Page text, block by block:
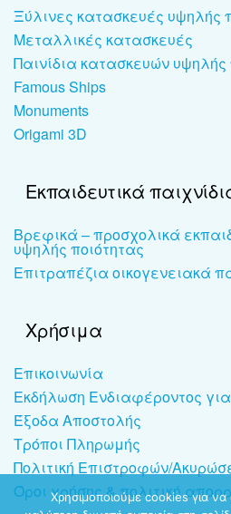
Ξύλινες κατασκευές υψηλής
Μεταλλικές κατασκευές
Παινίδια κατασκευών υψηλής
Famous Ships
Monuments
Origami 3D
Εκπαιδευτικά
Βρεφικά – προσχολικά
υψηλής ποιότητας
Επιτραπέζια οικογενειακά
Χρήσιμα
Επικοινωνία
Εκδήλωση Ενδιαφέροντος
Έξοδα Αποστολής
Τρόποι Πληρωμής
Πολιτική Επιστροφών/
Όροι χρήσης & πολιτική
Χρησιμοποιούμε cookies για